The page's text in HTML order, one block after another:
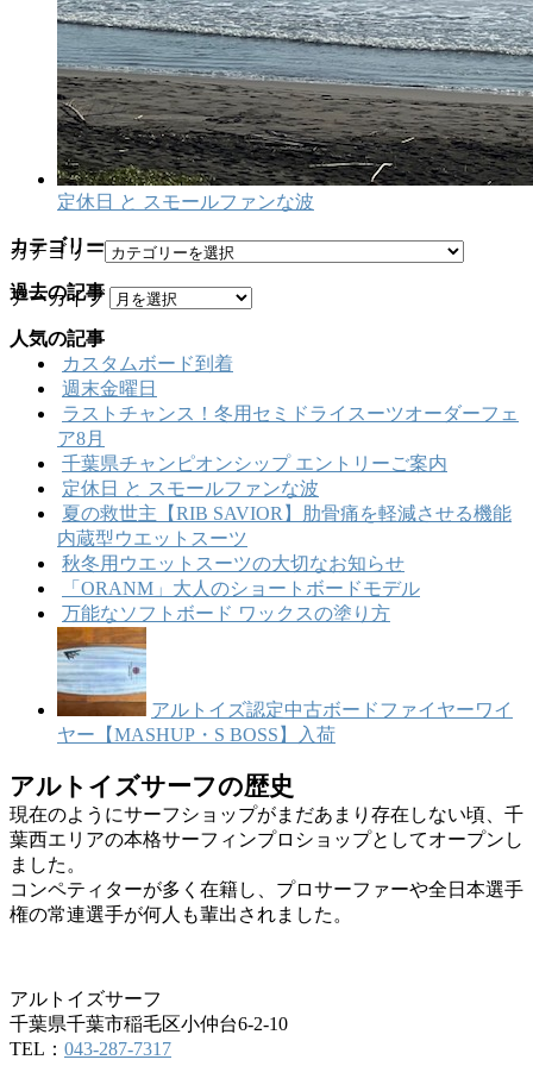
定休日 と スモールファンな波
カテゴリー
カテゴリー
過去の記事
アーカイブ
人気の記事
カスタムボード到着
週末金曜日
ラストチャンス！冬用セミドライスーツオーダーフェ
ア8月
千葉県チャンピオンシップ エントリーご案内
定休日 と スモールファンな波
夏の救世主【RIB SAVIOR】肋骨痛を軽減させる機能
内蔵型ウエットスーツ
秋冬用ウエットスーツの大切なお知らせ
「ORANM」大人のショートボードモデル
万能なソフトボード ワックスの塗り方
アルトイズ認定中古ボードファイヤーワイ
ヤー【MASHUP・S BOSS】入荷
アルトイズサーフの歴史
現在のようにサーフショップがまだあまり存在しない頃、千
葉西エリアの本格サーフィンプロショップとしてオープンし
ました。
コンペティターが多く在籍し、プロサーファーや全日本選手
権の常連選手が何人も輩出されました。
アルトイズサーフ
千葉県千葉市稲毛区小仲台6-2-10
TEL： 043-287-7317